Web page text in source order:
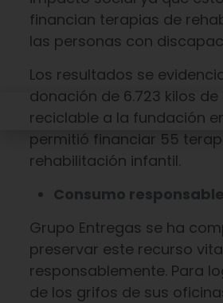
financian terapias de
las personas con
Los resultados se
donación de 6.723 kilos
reciclable a la fundación
permitió financiar 55
rehabilitación infantil.
Consumo
Grupo Entregas se ha
preservar este recurso
responsablemente. Para
de los grifos de sus